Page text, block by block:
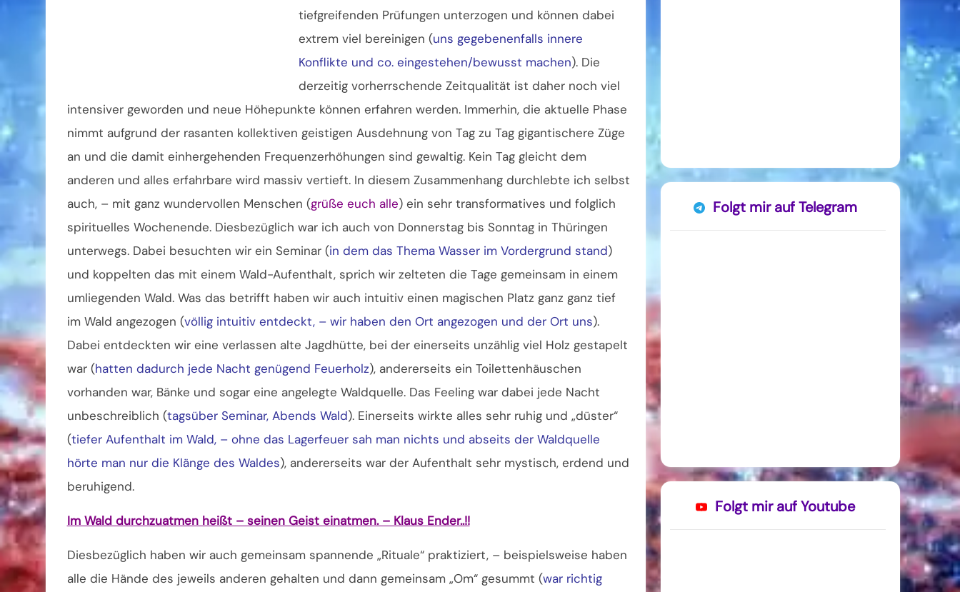
tiefgreifenden Prüfungen unterzogen und können dabei
extrem viel bereinigen (uns gegebenenfalls innere
Konflikte und co. eingestehen/bewusst machen). Die
derzeitig vorherrschende Zeitqualität ist daher noch viel
intensiver geworden und neue Höhepunkte können erfahren werden. Immerhin, die aktuelle Phase
nimmt aufgrund der rasanten kollektiven geistigen Ausdehnung von Tag zu Tag gigantischere Züge
an und die damit einhergehenden Frequenzerhöhungen sind gewaltig. Kein Tag gleicht dem
anderen und alles erfahrbare wird massiv vertieft. In diesem Zusammenhang durchlebte ich selbst
auch, – mit ganz wundervollen Menschen (grüße euch alle) ein sehr transformatives und folglich
spirituelles Wochenende. Diesbezüglich war ich auch von Donnerstag bis Sonntag in Thüringen
unterwegs. Dabei besuchten wir ein Seminar (in dem das Thema Wasser im Vordergrund stand)
und koppelten das mit einem Wald-Aufenthalt, sprich wir zelteten die Tage gemeinsam in einem
umliegenden Wald. Was das betrifft haben wir auch intuitiv einen magischen Platz ganz ganz tief
im Wald angezogen (völlig intuitiv entdeckt, – wir haben den Ort angezogen und der Ort uns).
Dabei entdeckten wir eine verlassen alte Jagdhütte, bei der einerseits unzählig viel Holz gestapelt
war (hatten dadurch jede Nacht genügend Feuerholz), andererseits ein Toilettenhäuschen
vorhanden war, Bänke und sogar eine angelegte Waldquelle. Das Feeling war dabei jede Nacht
unbeschreiblich (tagsüber Seminar, Abends Wald). Einerseits wirkte alles sehr ruhig und „düster“
(tiefer Aufenthalt im Wald, – ohne das Lagerfeuer sah man nichts und abseits der Waldquelle
hörte man nur die Klänge des Waldes), andererseits war der Aufenthalt sehr mystisch, erdend und
beruhigend.
Im Wald durchzuatmen heißt – seinen Geist einatmen. – Klaus Ender..!!
Diesbezüglich haben wir auch gemeinsam spannende „Rituale“ praktiziert, – beispielsweise haben
alle die Hände des jeweils anderen gehalten und dann gemeinsam „Om“ gesummt (war richtig
Folgt mir auf Telegram
Folgt mir auf Youtube